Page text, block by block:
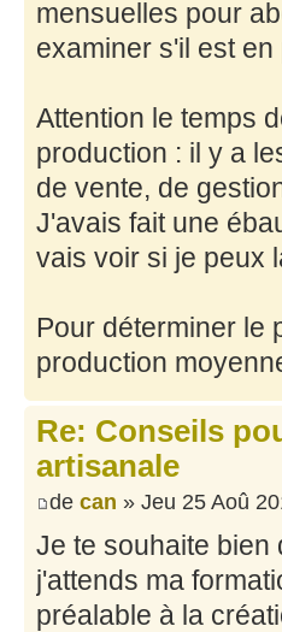
mensuelles pour
examiner s'il est
Attention le temps
production : il y a
de vente, de
J'avais fait une
vais voir si je peux
Pour déterminer le
production
Re: Conseils
artisanale
de can » Jeu 25 Aoû
Je te souhaite bien
j'attends ma
préalable à la